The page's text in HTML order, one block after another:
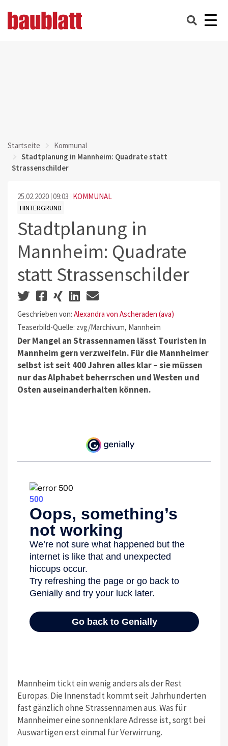
Startseite
Kommunal
Stadtplanung in Mannheim: Quadrate statt
Strassenschilder
25.02.2020 09:03 KOMMUNAL
HINTERGRUND
Stadtplanung in
Mannheim: Quadrate
statt Strassenschilder
Geschrieben von: Alexandra von Ascheraden (ava)
Teaserbild-Quelle: zvg/Marchivum, Mannheim
Der Mangel an Strassennamen lässt Touristen in
Mannheim gern verzweifeln. Für die Mannheimer
selbst ist seit 400 Jahren alles klar – sie müssen
nur das Alphabet beherrschen und Westen und
Osten auseinanderhalten können.
Mannheim tickt ein wenig anders als der Rest
Europas. Die Innenstadt kommt seit Jahrhunderten
fast gänzlich ohne Strassennamen aus. Was für
Mannheimer eine sonnenklare Adresse ist, sorgt bei
Auswärtigen erst einmal für Verwirrung.